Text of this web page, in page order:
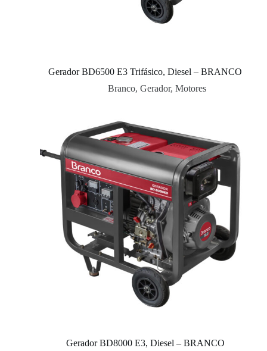
Gerador BD6500 E3 Trifásico, Diesel – BRANCO
Branco,Gerador,Motores
Gerador BD8000 E3, Diesel – BRANCO